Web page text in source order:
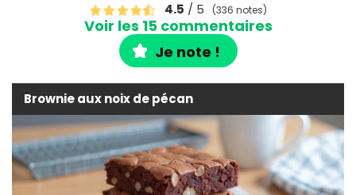
4.5 / 5 (336 notes)
Voir les 15 commentaires
Je note !
Brownie aux noix de pécan